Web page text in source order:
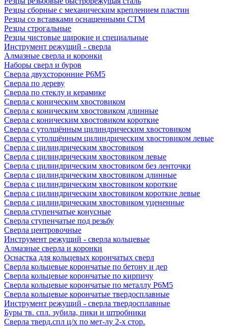
Резцы сборные с механическим креплением пластин
Резцы со вставками оснащенными СТМ
Резцы строгальные
Резцы чистовые широкие и специальные
Инструмент режущий - сверла
Алмазные сверла и коронки
Наборы сверл и буров
Сверла двухсторонние Р6М5
Сверла по дереву
Сверла по стеклу и керамике
Сверла с коническим хвостовиком
Сверла с коническим хвостовиком длинные
Сверла с коническим хвостовиком короткие
Сверла с утолщённым цилиндрическим хвостовиком
Сверла с утолщённым цилиндрическим хвостовиком левые
Сверла с цилиндрическим хвостовиком
Сверла с цилиндрическим хвостовиком левые
Сверла с цилиндрическим хвостовиком без ленточки
Сверла с цилиндрическим хвостовиком длинные
Сверла с цилиндрическим хвостовиком короткие
Сверла с цилиндрическим хвостовиком короткие левые
Сверла с цилиндрическим хвостовиком уцененные
Сверла ступенчатые конусные
Сверла ступенчатые под резьбу
Сверла центровочные
Инструмент режущий - сверла кольцевые
Алмазные сверла и коронки
Оснастка для кольцевых корончатых сверл
Сверла кольцевые корончатые по бетону и дер
Сверла кольцевые корончатые по кирпичу
Сверла кольцевые корончатые по металлу Р6М5
Сверла кольцевые корончатые твердосплавные
Инструмент режущий - сверла твердосплавные
Буры тв. спл. зубила, пики и штробники
Сверла тверд.спл ц/х по мет-лу 2-х стор.